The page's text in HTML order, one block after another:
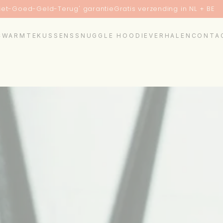
Geld-Terug' garantieGratis verzending in NL + BE
WARMTEKUSSENS SNUGGLE HOODIEVERHALEN